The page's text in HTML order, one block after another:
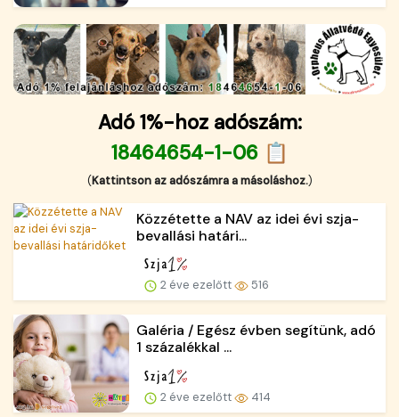
Adó 1%-hoz adószám:
18464654-1-06 📋
(Kattintson az adószámra a másoláshoz.)
Közzétette a NAV az idei évi szja-
bevallási határi...
2 éve ezelőtt 516
Galéria / Egész évben segítünk, adó
1 százalékkal ...
2 éve ezelőtt 414